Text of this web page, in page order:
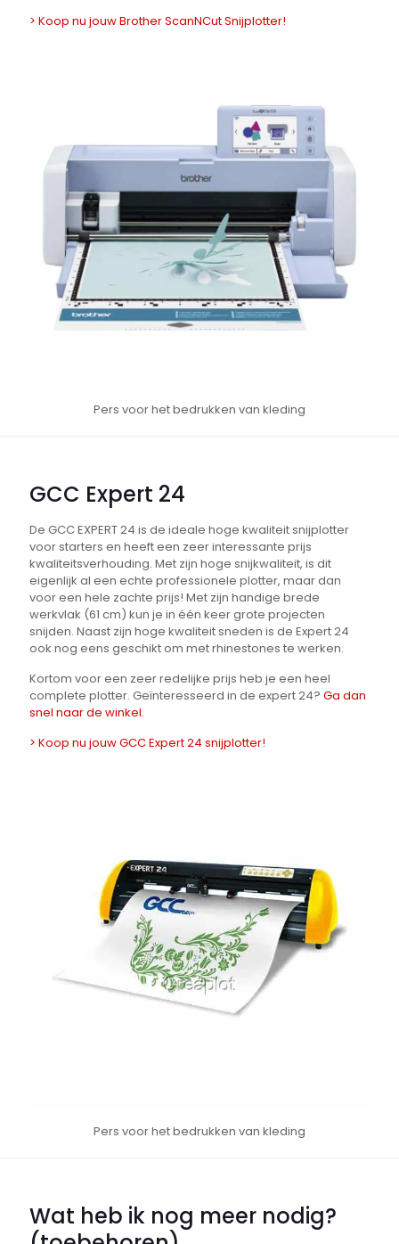
> Koop nu jouw Brother ScanNCut Snijplotter!
Pers voor het bedrukken van kleding
GCC Expert 24
De GCC EXPERT 24 is de ideale hoge kwaliteit snijplotter
voor starters en heeft een zeer interessante prijs
kwaliteitsverhouding. Met zijn hoge snijkwaliteit, is dit
eigenlijk al een echte professionele plotter, maar dan
voor een hele zachte prijs! Met zijn handige brede
werkvlak (61 cm) kun je in één keer grote projecten
snijden. Naast zijn hoge kwaliteit sneden is de Expert 24
ook nog eens geschikt om met rhinestones te werken.
Kortom voor een zeer redelijke prijs heb je een heel
complete plotter. Geïnteresseerd in de expert 24? Ga dan
snel naar de winkel.
> Koop nu jouw GCC Expert 24 snijplotter!
Pers voor het bedrukken van kleding
Wat heb ik nog meer nodig?